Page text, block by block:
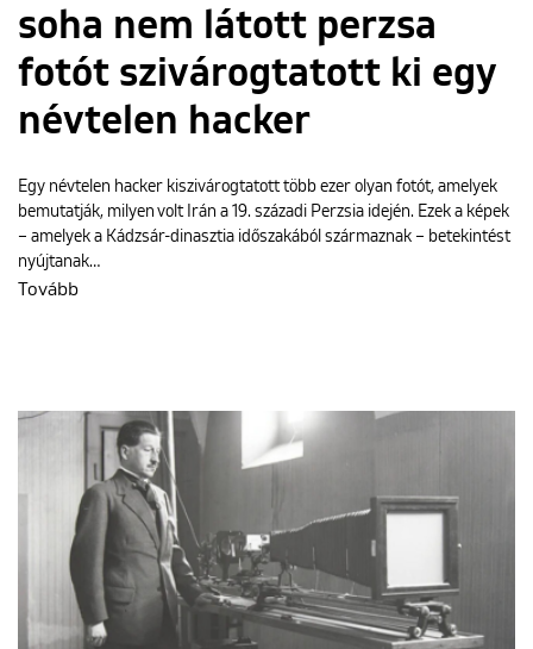
soha nem látott perzsa
fotót szivárogtatott ki egy
névtelen hacker
Egy névtelen hacker kiszivárogtatott több ezer olyan fotót, amelyek
bemutatják, milyen volt Irán a 19. századi Perzsia idején. Ezek a képek
– amelyek a Kádzsár-dinasztia időszakából származnak – betekintést
nyújtanak…
Tovább